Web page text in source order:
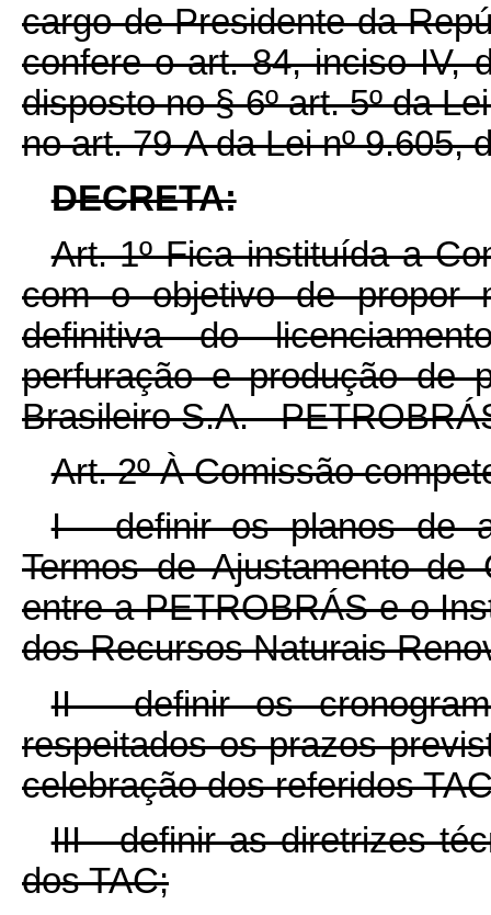
cargo de Presidente da
confere o art. 84, inciso IV,
disposto no § 6º art. 5º da
no art. 79-A da Lei nº 9.605,
DECRETA:
Art. 1º Fica instituída a
com o objetivo de propor
definitiva do
perfuração e produção de
Brasileiro S.A. -
Art. 2º À Comissão
I - definir os planos de
Termos de Ajustamento
entre a PETROBRÁS e o
dos Recursos Naturais
II - definir os
respeitados os prazos
celebração dos referidos
III - definir as diretrizes
dos TAC;